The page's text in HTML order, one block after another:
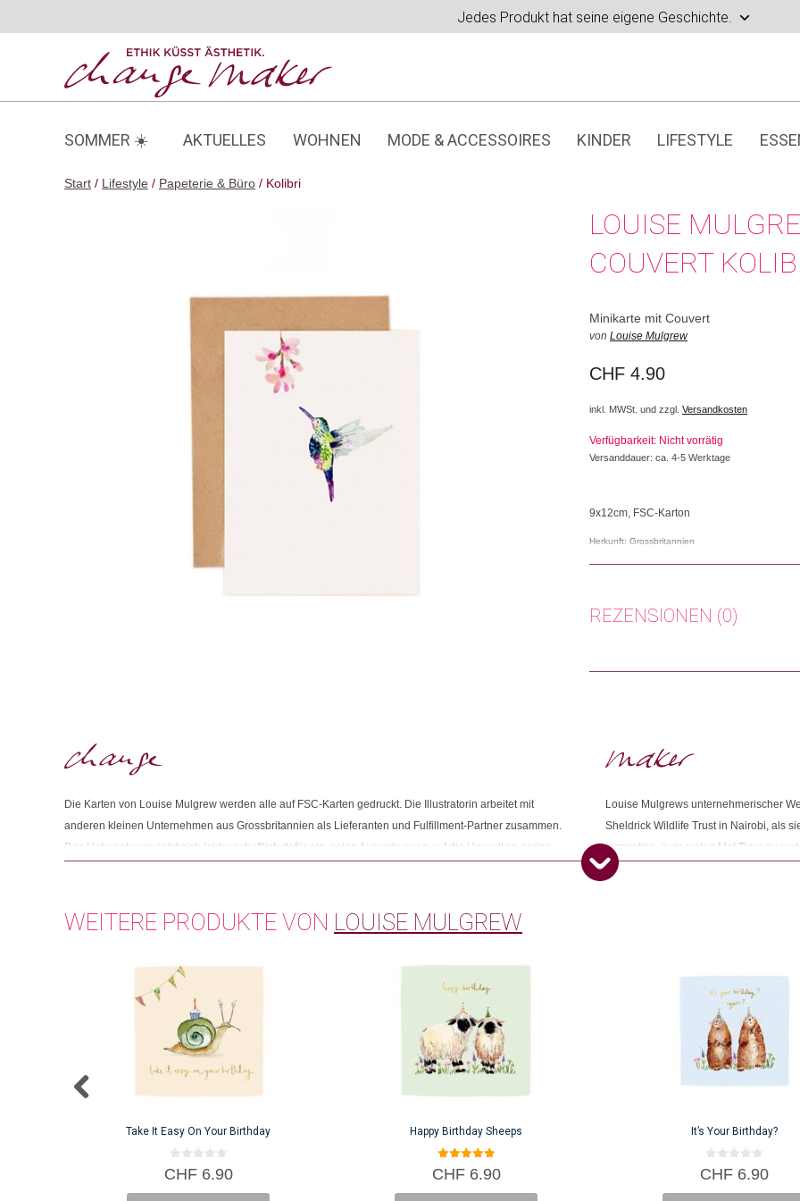
Jedes Produkt hat seine eigene Geschichte.
SOMMER ☀️ AKTUELLES WOHNEN MODE & ACCESSOIRES KINDER LIFESTYLE
Start / Lifestyle / Papeterie & Büro / Kolibri
LOUISE
COUVERT
Minikarte mit Couvert
von Louise Mulgrew
CHF 4.90
inkl. MWSt. und zzgl. Versandkosten
Verfügbarkeit: Nicht vorrätig
Versanddauer: ca. 4-5 Werktage
9x12cm, FSC-Karton
Herkunft: Grossbritannien
Artikelnummer: 111531.22
REZENSIONEN (0)
Die Karten von Louise Mulgrew werden alle auf FSC-Karten gedruckt. Die Illustratorin arbeitet mit
anderen kleinen Unternehmen aus Grossbritannien als Lieferanten und Fulfillment-Partner zusammen.
Das Unternehmen setzt sich leidenschaftlich dafür ein, seine Auswirkungen auf die Umwelt so gering
Louise Mulgrews unternehmerischer
Sheldrick Wildlife Trust in Nairobi, als
Inspiration, zum ersten Mal Tiere zu
Kollektion, "Furry Friends", welche bis
WEITERE PRODUKTE VON LOUISE MULGREW
Take It Easy On Your Birthday
0
v
CHF6.90
Happy Birthday Sheeps
5.00
von 5
CHF6.90
It’s Your Birthday?
0
v
CHF6.90